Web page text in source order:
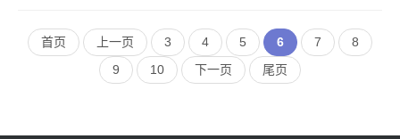
首页 上一页 3 4 5 6 7
8
9
10 下一页 尾页